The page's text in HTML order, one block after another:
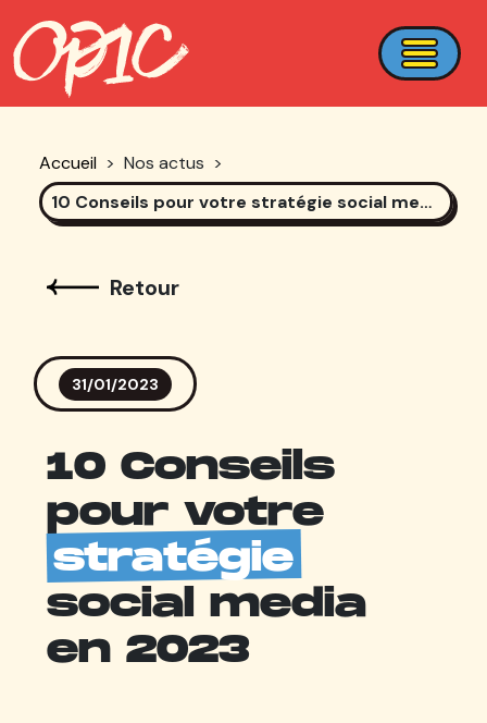
Accueil > Nos actus >
10 Conseils pour votre stratégie social media en 2023
Retour
31/01/2023
10 Conseils
pour votre
stratégie
social media
en 2023